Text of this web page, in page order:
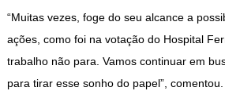
“Muitas vezes, foge do seu alcance a
ações, como foi na votação do Hospital
trabalho não para. Vamos continuar em
para tirar esse sonho do papel”, comentou.